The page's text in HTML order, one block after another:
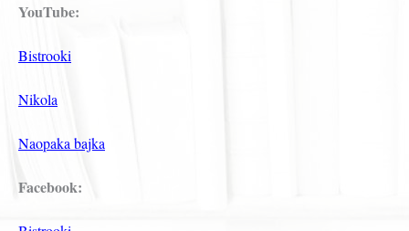
YouTube:
Bistrooki
Nikola
Naopaka bajka
Facebook: